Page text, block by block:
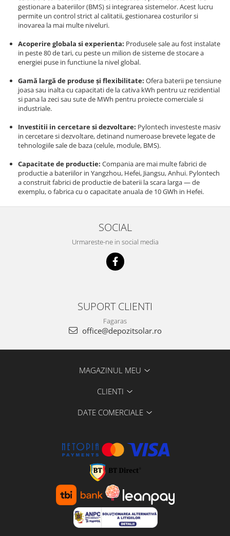
gestionare a bateriilor (BMS) si integrarea sistemelor. Acest lucru
permite un control strict al calitatii, gestionarea costurilor si
inovarea la mai multe niveluri.
Acoperire globala si experienta: Produsele sale au fost instalate
in peste 80 de tari, cu peste un milion de sisteme de stocare a
energiei puse in functiune la nivel global.
Gamă largă de produse și flexibilitate: Ofera baterii pe tensiune
joasa sau inalta cu capacitati de la cativa kWh pentru uz rezidential
si pana la zeci sau sute de MWh pentru proiecte comerciale si
industriale.
Investitii in cercetare si dezvoltare: Pylontech investeste masiv
in cercetare si dezvoltare, detinand numeroase brevete legate de
tehnologiile sale de baza (celule, module, BMS).
Capacitate de productie: Compania are mai multe fabrici de
productie a bateriilor in Yangzhou, Hefei, Jiangsu, Anhui. Pylontech
a construit fabrici de productie de baterii la scara larga — de
exemplu, o fabrica cu o capacitate anuala de 10 GWh in Hefei.
SOCIAL
Urmareste-ne in social media
SUPORT CLIENTI
Fagaras
office@depozitsolar.ro
MAGAZINUL MEU
CLIENTI
DATE COMERCIALE